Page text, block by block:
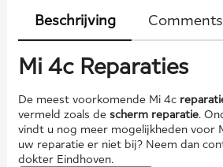
Beschrijving Comments
Mi 4c Reparaties
De meest voorkomende Mi 4c
vermeld zoals de scherm reparatie.
vindt u nog meer mogelijkheden voor
uw reparatie er niet bij? Neem dan
dokter Eindhoven.